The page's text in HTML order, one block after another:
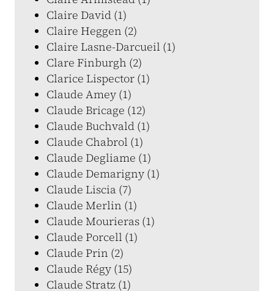
Claire David (1)
Claire Heggen (2)
Claire Lasne-Darcueil (1)
Clare Finburgh (2)
Clarice Lispector (1)
Claude Amey (1)
Claude Bricage (12)
Claude Buchvald (1)
Claude Chabrol (1)
Claude Degliame (1)
Claude Demarigny (1)
Claude Liscia (7)
Claude Merlin (1)
Claude Mourieras (1)
Claude Porcell (1)
Claude Prin (2)
Claude Régy (15)
Claude Stratz (1)